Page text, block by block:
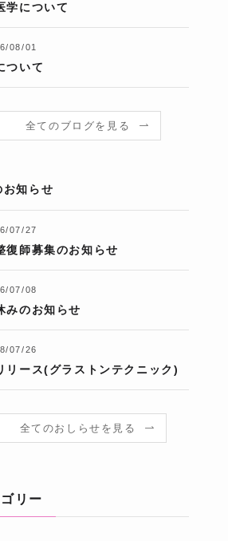
学について
08/01
ついて
全てのブログを見る
お知らせ
07/27
復師募集のお知らせ
07/08
みのお知らせ
07/26
リース(グラストンテクニック)
全てのおしらせを見る
リー